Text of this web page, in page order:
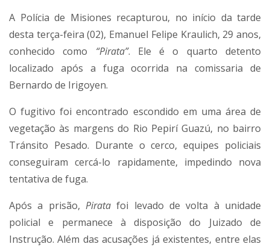
A Polícia de Misiones recapturou, no início da tarde
desta terça-feira (02), Emanuel Felipe Kraulich, 29 anos,
conhecido como “Pirata”. Ele é o quarto detento
localizado após a fuga ocorrida na comissaria de
Bernardo de Irigoyen.
O fugitivo foi encontrado escondido em uma área de
vegetação às margens do Rio Pepirí Guazú, no bairro
Tránsito Pesado. Durante o cerco, equipes policiais
conseguiram cercá-lo rapidamente, impedindo nova
tentativa de fuga.
Após a prisão, Pirata foi levado de volta à unidade
policial e permanece à disposição do Juizado de
Instrução. Além das acusações já existentes, entre elas